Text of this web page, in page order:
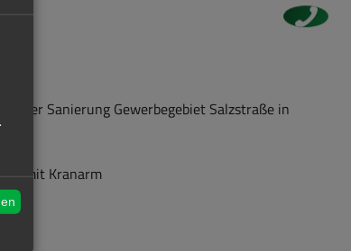
der Sa­nie­rung Ge­wer­be­ge­biet Salz­stra­ße in
mit Kran­arm